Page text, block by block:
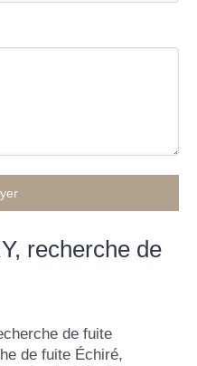
recherche de
de fuite
de fuite Échiré,